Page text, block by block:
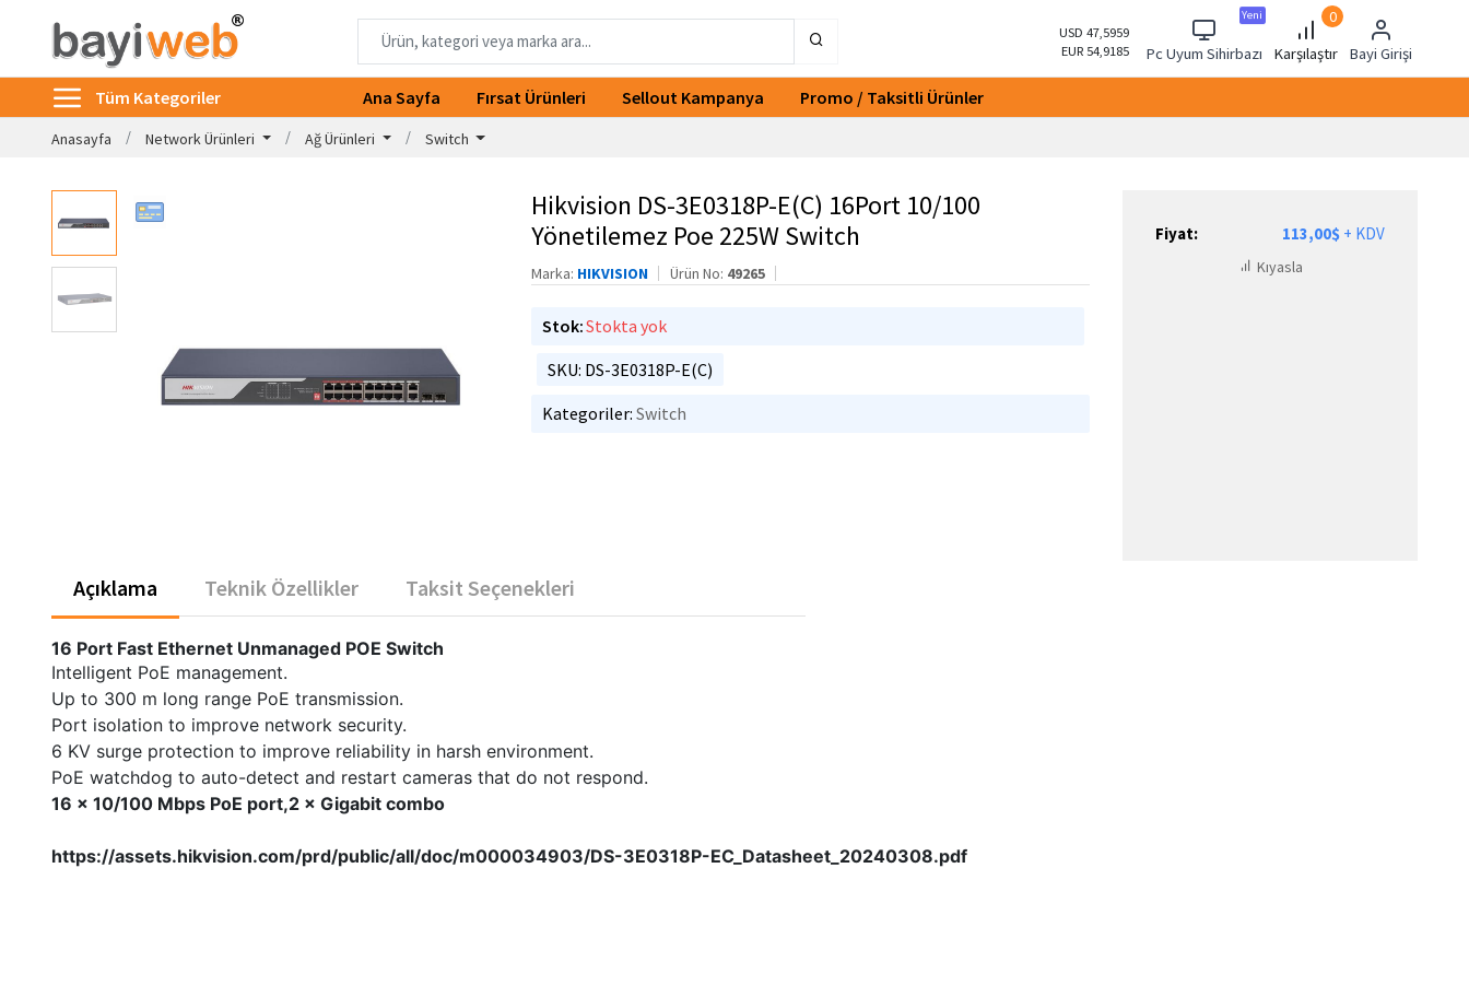
USD 47,5959
EUR 54,9185
Pc Uyum Sihirbazı
Yeni
Karşılaştır
0
Bayi Girişi
Tüm Kategoriler Ana Sayfa Fırsat Ürünleri Sellout Kampanya Promo / Taksitli Ürünler
Anasayfa Network Ürünleri Ağ Ürünleri Switch
Hikvision DS-3E0318P-E(C) 16Port 10/100
Yönetilemez Poe 225W Switch
Marka: HIKVISION Ürün No: 49265
Stok:Stokta yok
SKU: DS-3E0318P-E(C)
Kategoriler: Switch
Fiyat: 113,00$ + KDV
Kıyasla
Açıklama Teknik Özellikler Taksit Seçenekleri